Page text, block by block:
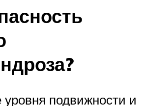
подвижности и